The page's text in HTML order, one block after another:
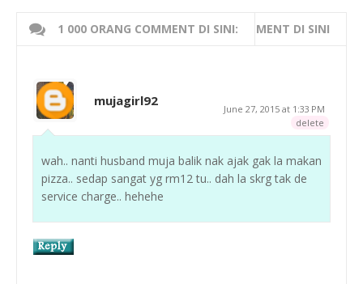
1 000 ORANG COMMENT DI SINI:
WRITE 000 ORANG COMMENT DI SINI
mujagirl92
June 27, 2015 at 1:33 PM
delete
wah.. nanti husband muja balik nak ajak gak la makan
pizza.. sedap sangat yg rm12 tu.. dah la skrg tak de
service charge.. hehehe